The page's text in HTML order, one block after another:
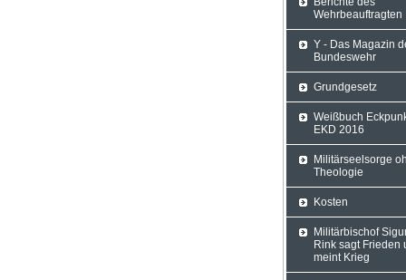
Wehrbeauftragten
Y - Das Magazin
Bundeswehr
Grundgesetz
Weißbuch
EKD 2016
Militärseelsorge
Theologie
Kosten
Militärbischof
Rink sagt Frieden
meint Krieg